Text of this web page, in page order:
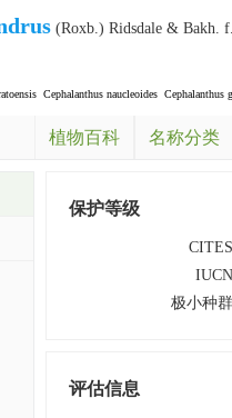
(Roxb.) Ridsdale & Bakh.
Cephalanthus naucleoides Cephalanthus
植物百科 名称分类
保护等级
极小种
评估信息